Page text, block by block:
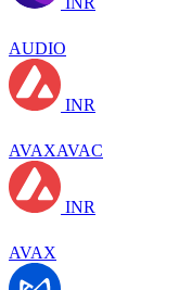
AUDIO
INR
AVAXAVAC
INR
AVAX